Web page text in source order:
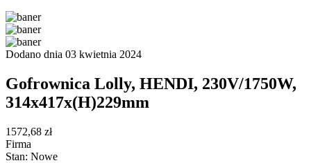
Dodano dnia 03 kwietnia 2024
Gofrownica Lolly, HENDI, 230V/1750W,
314x417x(H)229mm
1572,68 zł
Firma
Stan: Nowe